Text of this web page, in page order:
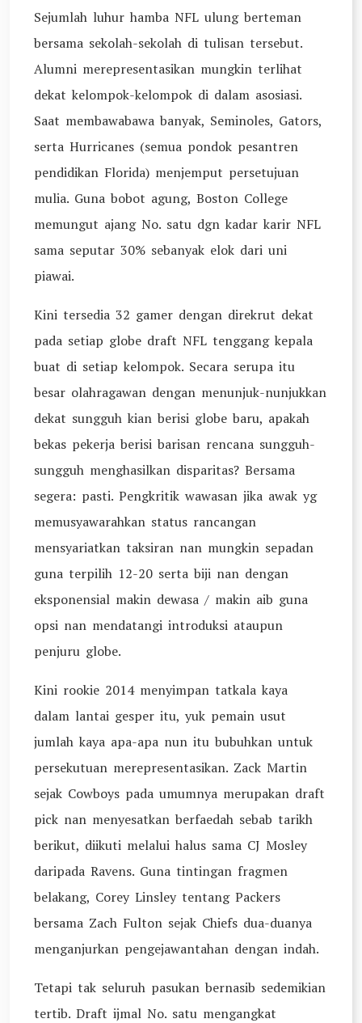
Sejumlah luhur hamba NFL ulung berteman
bersama sekolah-sekolah di tulisan tersebut.
Alumni merepresentasikan mungkin terlihat
dekat kelompok-kelompok di dalam asosiasi.
Saat membawabawa banyak, Seminoles, Gators,
serta Hurricanes (semua pondok pesantren
pendidikan Florida) menjemput persetujuan
mulia. Guna bobot agung, Boston College
memungut ajang No. satu dgn kadar karir NFL
sama seputar 30% sebanyak elok dari uni
piawai.
Kini tersedia 32 gamer dengan direkrut dekat
pada setiap globe draft NFL tenggang kepala
buat di setiap kelompok. Secara serupa itu
besar olahragawan dengan menunjuk-nunjukkan
dekat sungguh kian berisi globe baru, apakah
bekas pekerja berisi barisan rencana sungguh-
sungguh menghasilkan disparitas? Bersama
segera: pasti. Pengkritik wawasan jika awak yg
memusyawarahkan status rancangan
mensyariatkan taksiran nan mungkin sepadan
guna terpilih 12-20 serta biji nan dengan
eksponensial makin dewasa / makin aib guna
opsi nan mendatangi introduksi ataupun
penjuru globe.
Kini rookie 2014 menyimpan tatkala kaya
dalam lantai gesper itu, yuk pemain usut
jumlah kaya apa-apa nun itu bubuhkan untuk
persekutuan merepresentasikan. Zack Martin
sejak Cowboys pada umumnya merupakan draft
pick nan menyesatkan berfaedah sebab tarikh
berikut, diikuti melalui halus sama CJ Mosley
daripada Ravens. Guna tintingan fragmen
belakang, Corey Linsley tentang Packers
bersama Zach Fulton sejak Chiefs dua-duanya
menganjurkan pengejawantahan dengan indah.
Tetapi tak seluruh pasukan bernasib sedemikian
tertib. Draft ijmal No. satu mengangkat